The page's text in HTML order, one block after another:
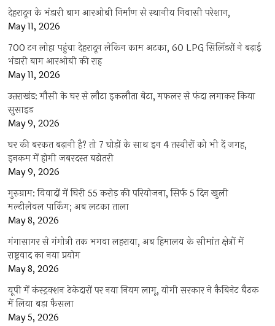
देहरादून के भंडारी बाग आरओबी निर्माण से स्थानीय निवासी परेशान,
May 11, 2026
700 टन लोहा पहुंचा देहरादून लेकिन काम अटका, 60 LPG सिलिंडरों ने बढ़ाई
भंडारी बाग आरओबी की राह
May 11, 2026
उत्तराखंड: मौसी के घर से लौटा इकलौता बेटा, मफलर से फंदा लगाकर किया
सुसाइड
May 9, 2026
घर की बरकत बढ़ानी है? तो 7 घोड़ों के साथ इन 4 तस्वीरों को भी दें जगह,
इनकम में होगी जबरदस्त बढ़ोतरी
May 9, 2026
गुरुग्राम: विवादों में घिरी 55 करोड़ की परियोजना, सिर्फ 5 दिन खुली
मल्टीलेवल पार्किंग; अब लटका ताला
May 8, 2026
गंगासागर से गंगोत्री तक भगवा लहराया, अब हिमालय के सीमांत क्षेत्रों में
राष्ट्रवाद का नया प्रयोग
May 8, 2026
यूपी में कंस्ट्रक्शन ठेकेदारों पर नया नियम लागू, योगी सरकार ने कैबिनेट बैठक
में लिया बड़ा फैसला
May 5, 2026